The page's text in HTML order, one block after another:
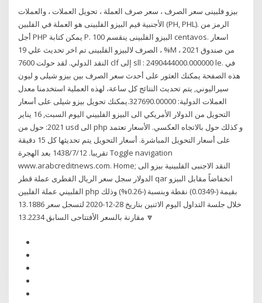
بيزو فلبينى سعر الصرف ، سعر صرف العملة ، تحويل العملات ، والعملات
الأجنبية قيم البيزو الفلبينى هو العملة في الفلبين (PH, PHL). الرمز من
أجل PHP يمكن كتابة P. البيزو الفلبينى ينقسم 100 centavos. اسعار
الصرف لالبيزو الفلبينى تم اخر تحديث علي 19 ، %M ، 2021 من صندوق
النقد الدولي. لقد حولت 7600 clf إلى sll : 2490444000.000000 le. في
هذه الصفحة يمكنك العثور على أحدث سعر الصرف بين بيزو شيلى و ليون
سيراليوني, يتم تحديث النتائج كل ساعة، لهذه العملية استخدمنا معدل
العملات الدولية: 327690.00000.يمكنك تحويل بيزو شيلى على أسعار
التحويل من الدولار الأمريكي الى البيزو الفلبيني اليوم السبت, 16 يناير
2021: حول من usd الى php و كذلك حول بالاتجاه العكسي. الأسعار تعتمد
على أسعار التحويل المباشرة. أسعار التحويل يتم تحديثها كل 15 دقيقة
تقريبا. 12‏‏/7‏‏/1438 بعد الهجرة Toggle navigation
www.arabcreditnews.com. Home; النقد الاجنبى الفلبينية بيزو الى
الدولار سجل سعر الريال القطرى عملة قطر qar انخفاضاً مقابل البيزو
الفلبيني عملة الفلبين php بقيمة (-0.0349) نقطة وبنسبة (-0.26%) وذلك
خلال جلسة التداول اليوم الاثنين بتاريخ 28-12-2020 لتسجل سعر 13.1886
🔽 مقارنة بالسعر الأفتتاحى السابق 13.2234